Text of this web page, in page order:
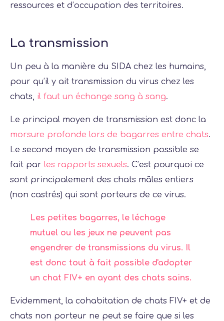
ressources et d’occupation des territoires.
La transmission
Un peu à la manière du SIDA chez les humains,
pour qu’il y ait transmission du virus chez les
chats, il faut un échange sang à sang.
Le principal moyen de transmission est donc la
morsure profonde lors de bagarres entre chats.
Le second moyen de transmission possible se
fait par les rapports sexuels. C’est pourquoi ce
sont principalement des chats mâles entiers
(non castrés) qui sont porteurs de ce virus.
Les petites bagarres, le léchage
mutuel ou les jeux ne peuvent pas
engendrer de transmissions du virus. Il
est donc tout à fait possible d'adopter
un chat FIV+ en ayant des chats sains.
Evidemment, la cohabitation de chats FIV+ et de
chats non porteur ne peut se faire que si les